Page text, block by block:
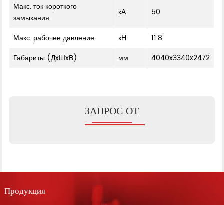
Макс. ток короткого
замыкания
кА 50
Макс. рабочее давление кН
11.8
Габариты (ДxШxВ)
мм 4040x3340x2472
ЗАПРОС ОТ
Продукция